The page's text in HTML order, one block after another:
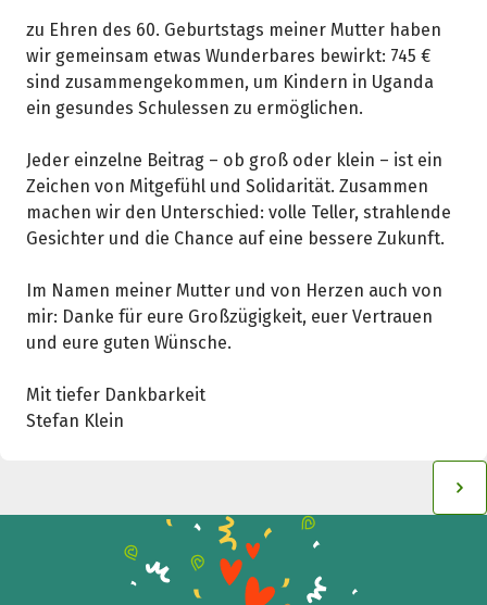
zu Ehren des 60. Geburtstags meiner Mutter haben
wir gemeinsam etwas Wunderbares bewirkt: 745 €
sind zusammengekommen, um Kindern in Uganda
ein gesundes Schulessen zu ermöglichen.
Jeder einzelne Beitrag – ob groß oder klein – ist ein
Zeichen von Mitgefühl und Solidarität. Zusammen
machen wir den Unterschied: volle Teller, strahlende
Gesichter und die Chance auf eine bessere Zukunft.
Im Namen meiner Mutter und von Herzen auch von
mir: Danke für eure Großzügigkeit, euer Vertrauen
und eure guten Wünsche.
Mit tiefer Dankbarkeit
Stefan Klein
Schließen